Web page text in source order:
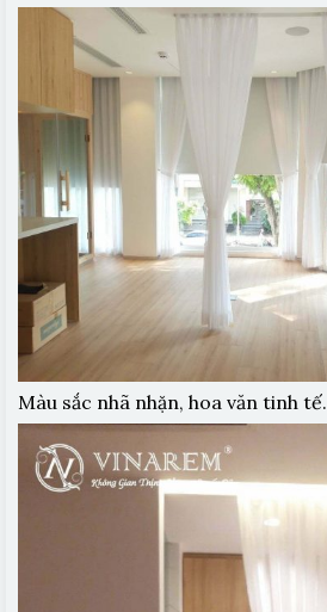
Màu sắc nhã nhặn, hoa văn tinh tế.